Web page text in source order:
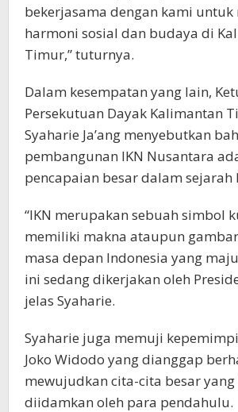
bekerjasama dengan kami untuk
harmoni sosial dan budaya di
Timur,” tuturnya.
Dalam kesempatan yang lain,
Persekutuan Dayak Kalimantan
Syaharie Ja’ang menyebutkan
pembangunan IKN Nusantara
pencapaian besar dalam sejarah
“IKN merupakan sebuah simbol
memiliki makna ataupun
masa depan Indonesia yang
ini sedang dikerjakan oleh
jelas Syaharie.
Syaharie juga memuji
Joko Widodo yang dianggap
mewujudkan cita-cita besar
diidamkan oleh para pendahulu.